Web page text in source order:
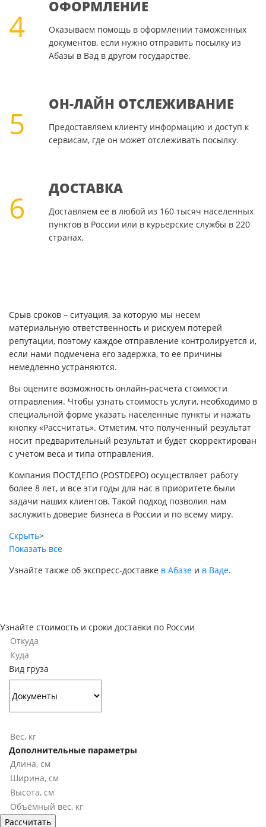
4
ОФОРМЛЕНИЕ
Оказываем помощь в оформлении таможенных
документов, если нужно отправить посылку из
Абазы в Вад в другом государстве.
5
ОН-ЛАЙН ОТСЛЕЖИВАНИЕ
Предоставляем клиенту информацию и доступ к
сервисам, где он может отслеживать посылку.
6
ДОСТАВКА
Доставляем ее в любой из 160 тысяч населенных
пунктов в России или в курьерские службы в 220
странах.
Срыв сроков – ситуация, за которую мы несем
материальную ответственность и рискуем потерей
репутации, поэтому каждое отправление контролируется и,
если нами подмечена его задержка, то ее причины
немедленно устраняются.
Вы оцените возможность онлайн-расчета стоимости
отправления. Чтобы узнать стоимость услуги, необходимо в
специальной форме указать населенные пункты и нажать
кнопку «Рассчитать». Отметим, что полученный результат
носит предварительный результат и будет скорректирован
с учетом веса и типа отправления.
Компания ПОСТДЕПО (POSTDEPO) осуществляет работу
более 8 лет, и все эти годы для нас в приоритете были
задачи наших клиентов. Такой подход позволил нам
заслужить доверие бизнеса в России и по всему миру.
Скрыть>
Показать все
Узнайте также об экспресс-доставке в Абазе и в Ваде.
Узнайте стоимость и сроки доставки по России
Вид груза
Дополнительные параметры